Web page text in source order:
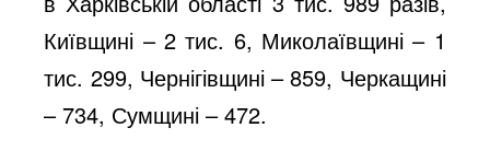
Київщині – 2 тис. 6, Миколаївщині – 1
тис. 299, Чернігівщині – 859, Черкащині
– 734, Сумщині – 472.